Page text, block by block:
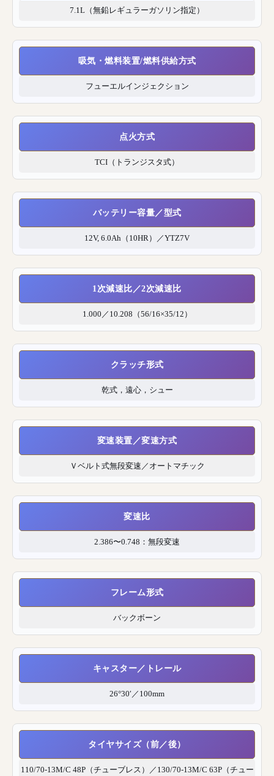
7.1L（無鉛レギュラーガソリン指定）
吸気・燃料装置/燃料供給方式
フューエルインジェクション
点火方式
TCI（トランジスタ式）
バッテリー容量／型式
12V, 6.0Ah（10HR）／YTZ7V
1次減速比／2次減速比
1.000／10.208（56/16×35/12）
クラッチ形式
乾式，遠心，シュー
変速装置／変速方式
Ｖベルト式無段変速／オートマチック
変速比
2.386〜0.748：無段変速
フレーム形式
バックボーン
キャスター／トレール
26°30′／100mm
タイヤサイズ（前／後）
110/70-13M/C 48P（チューブレス）／130/70-13M/C 63P（チュー